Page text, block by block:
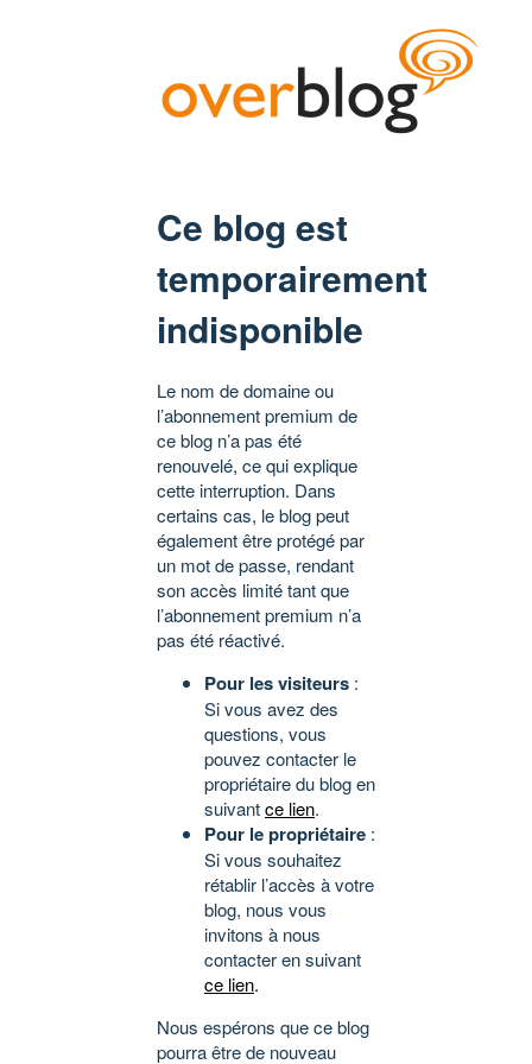
Ce blog est
temporairement
indisponible
Le nom de domaine ou
l’abonnement premium de
ce blog n’a pas été
renouvelé, ce qui explique
cette interruption. Dans
certains cas, le blog peut
également être protégé par
un mot de passe, rendant
son accès limité tant que
l’abonnement premium n’a
pas été réactivé.
Pour les visiteurs :
Si vous avez des
questions, vous
pouvez contacter le
propriétaire du blog en
suivantce lien.
Pour le propriétaire :
Si vous souhaitez
rétablir l’accès à votre
blog, nous vous
invitons à nous
contacter en suivant
ce lien.
Nous espérons que ce blog
pourra être de nouveau